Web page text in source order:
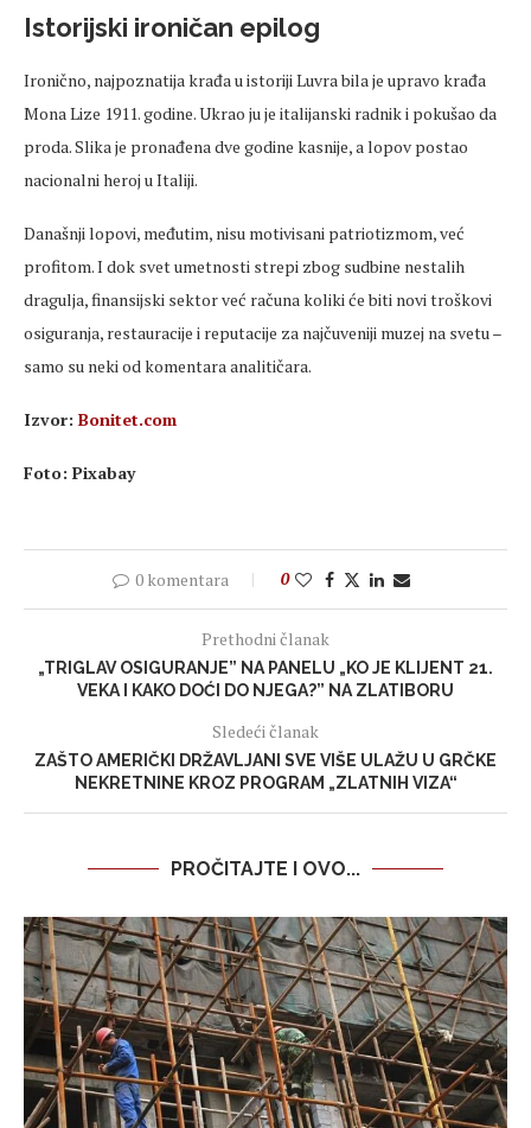
Istorijski ironičan epilog
Ironično, najpoznatija krađa u istoriji Luvra bila je upravo krađa
Mona Lize 1911. godine. Ukrao ju je italijanski radnik i pokušao da
proda. Slika je pronađenadve godine kasnije, a lopov postao
nacionalni heroj u Italiji.
Današnji lopovi, međutim, nisu motivisani patriotizmom, već
profitom. I dok svetumetnosti strepi zbog sudbine nestalih
dragulja, finansijski sektor već računa koliki će biti novi troškovi
osiguranja, restauracije i reputacije za najčuveniji muzej na svetu–
samo su neki od komentara analitičara.
Izvor: Bonitet.com
Foto: Pixabay
0 komentara 0
Prethodni članak
„TRIGLAV OSIGURANJE” NA PANELU „KO JE KLIJENT 21.
VEKA I KAKO DOĆI DO NJEGA?” NA ZLATIBORU
Sledeći članak
ZAŠTO AMERIČKI DRŽAVLJANI SVE VIŠE ULAŽU U GRČKE
NEKRETNINE KROZ PROGRAM „ZLATNIH VIZA“
PROČITAJTE I OVO...